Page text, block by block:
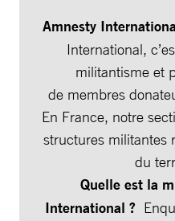
Amnesty
International,
militantisme et
de membres
En France, notre
structures militantes
du
Quelle est la
International ?